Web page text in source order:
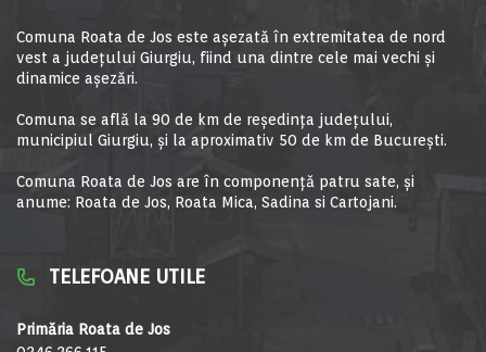
Comuna Roata de Jos este aşezată în extremitatea de nord
vest a judeţului Giurgiu, fiind una dintre cele mai vechi şi
dinamice aşezări.
Comuna se află la 90 de km de reşedinţa judeţului,
municipiul Giurgiu, şi la aproximativ 50 de km de Bucureşti.
Comuna Roata de Jos are în componență patru sate, și
anume: Roata de Jos, Roata Mica, Sadina si Cartojani.
TELEFOANE UTILE
Primăria Roata de Jos